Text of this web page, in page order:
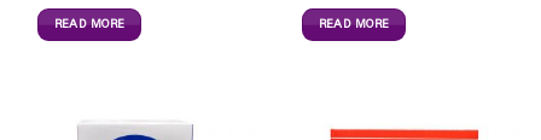
READ MORE READ MORE